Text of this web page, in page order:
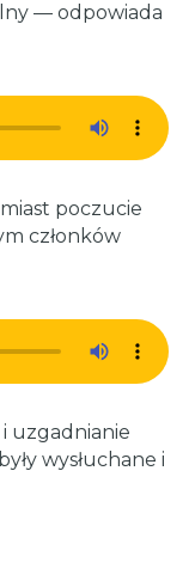
— odpowiada
poczucie
członków
uzgadnianie
wysłuchane i